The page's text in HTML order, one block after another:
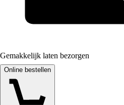
Gemakkelijk laten bezorgen
Online bestellen